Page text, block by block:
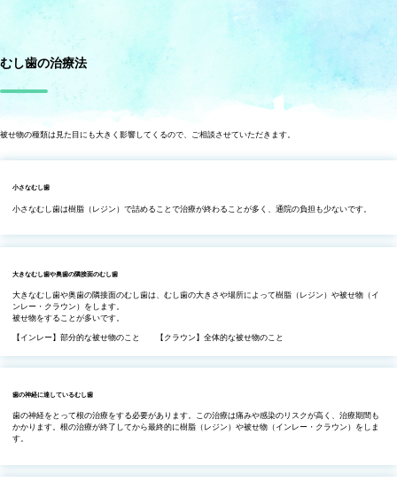
むし歯の治療法
被せ物の種類は見た目にも大きく影響してくるので、ご相談させていただきます。
小さなむし歯
小さなむし歯は樹脂（レジン）で詰めることで治療が終わることが多く、通院の負担も少ないです。
大きなむし歯や奥歯の隣接面のむし歯
大きなむし歯や奥歯の隣接面のむし歯は、むし歯の大きさや場所によって樹脂（レジン）や被せ物（イ
ンレー・クラウン）をします。
被せ物をすることが多いです。
【インレー】部分的な被せ物のこと 【クラウン】全体的な被せ物のこと
歯の神経に達しているむし歯
歯の神経をとって根の治療をする必要があります。この治療は痛みや感染のリスクが高く、治療期間も
かかります。根の治療が終了してから最終的に樹脂（レジン）や被せ物（インレー・クラウン）をしま
す。